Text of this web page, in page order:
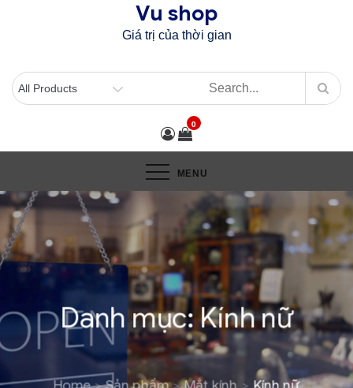
Vu shop
Giá trị của thời gian
0
MENU
Danh mục:Kính nữ